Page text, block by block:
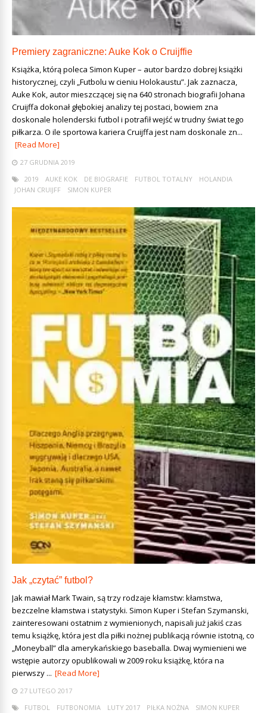
Premiery zagraniczne: Auke Kok o Cruijffie
Książka, którą poleca Simon Kuper – autor bardzo dobrej książki
historycznej, czyli „Futbolu w cieniu Holokaustu”. Jak zaznacza,
Auke Kok, autor mieszczącej się na 640 stronach biografii Johana
Cruijffa dokonał głębokiej analizy tej postaci, bowiem zna
doskonale holenderski futbol i potrafił wejść w trudny świat tego
piłkarza. O ile sportowa kariera Cruijffa jest nam doskonale zn...
[Read More]
27 GRUDNIA 2019
2019
AUKE KOK DE BIOGRAFIE FUTBOL TOTALNY
HOLANDIA
JOHAN CRUIJFF
SIMON KUPER
Jak „czytać” futbol?
Jak mawiał Mark Twain, są trzy rodzaje kłamstw: kłamstwa,
bezczelne kłamstwa i statystyki. Simon Kuper i Stefan Szymanski,
zainteresowani ostatnim z wymienionych, napisali już jakiś czas
temu książkę, która jest dla piłki nożnej publikacją równie istotną, co
„Moneyball” dla amerykańskiego baseballa. Dwaj wymienieni we
wstępie autorzy opublikowali w 2009 roku książkę, która na
pierwszy ... [Read More]
27 LUTEGO 2017
FUTBOL
FUTBONOMIA LUTY 2017 PIŁKA NOŻNA
SIMON KUPER